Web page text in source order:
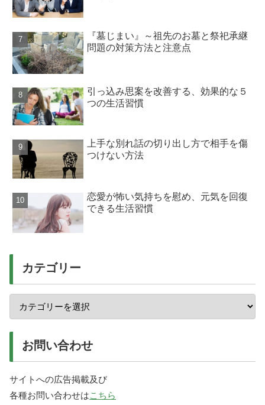
『墓じまい』～祖先のお墓と祭祀承継
問題の対策方法と注意点
引っ込み思案を改善する、効果的な５
つの生活習慣
上手な別れ話の切り出し方で相手を傷
つけない方法
恋愛が怖い気持ちを慰め、元気を回復
できる生活習慣
カテゴリー
お問い合わせ
サイトへの広告掲載及び
各種お問い合わせはこちら